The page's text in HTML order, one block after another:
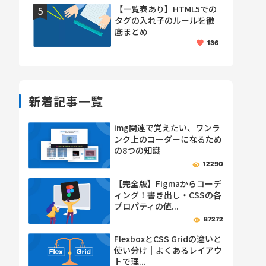
【一覧表あり】HTML5での
タグの入れ子のルールを徹
底まとめ
136
新着記事一覧
img関連で覚えたい、ワンラ
ンク上のコーダーになるため
の8つの知識
12290
【完全版】Figmaからコーデ
ィング！書き出し・CSSの各
プロパティの値...
87272
FlexboxとCSS Gridの違いと
使い分け｜よくあるレイアウ
トで理...